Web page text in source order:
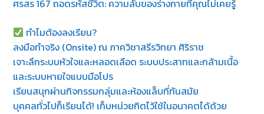
ศรสร 167 ถอดรหัสชีวิต: ความลับของร่างกายที่คุณไม่เคยรู้
ทำไมต้องลงเรียน?
​ลงมือทำจริง (Onsite) ณ ภาควิชาสรีรวิทยา ศิริราช
​เจาะลึกระบบหัวใจและหลอดเลือด ระบบประสาทและกล้ามเนื้อ
และระบบหายใจแบบมือโปร
​เรียนสนุกผ่านกิจกรรมกลุ่มและห้องแล็บที่ทันสมัย
​บุคคลทั่วไปก็เรียนได้! เก็บหน่วยกิตไว้ใช้ในอนาคตได้ด้วย